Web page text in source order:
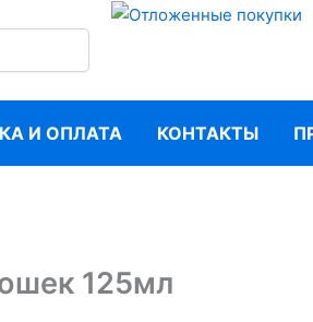
И ОПЛАТА КОНТАКТЫ
125мл